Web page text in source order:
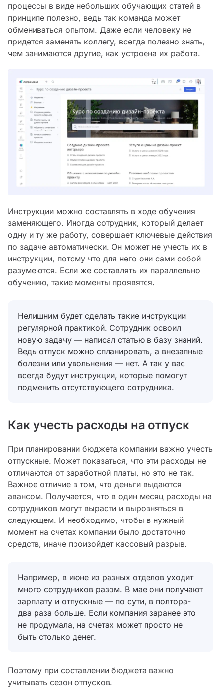
процессы в виде небольших обучающих статей в
принципе полезно, ведь так команда может
обмениваться опытом. Даже если человеку не
придется заменять коллегу, всегда полезно знать,
чем занимаются другие, как устроена их работа.
Инструкции можно составлять в ходе обучения
заменяющего. Иногда сотрудник, который делает
одну и ту же работу, совершает ключевые действия
по задаче автоматически. Он может не учесть их в
инструкции, потому что для него они сами собой
разумеются. Если же составлять их параллельно
обучению, такие моменты проявятся.
Нелишним будет сделать такие инструкции
регулярной практикой. Сотрудник освоил
новую задачу — написал статью в базу знаний.
Ведь отпуск можно спланировать, а внезапные
болезни или увольнения — нет. А так у вас
всегда будут инструкции, которые помогут
подменить отсутствующего сотрудника.
Как учесть расходы на отпуск
При планировании бюджета компании важно учесть
отпускные. Может показаться, что эти расходы не
отличаются от заработной платы, но это не так.
Важное отличие в том, что деньги выдаются
авансом. Получается, что в один месяц расходы на
сотрудников могут вырасти и выровняться в
следующем. И необходимо, чтобы в нужный
момент на счетах компании было достаточно
средств, иначе произойдет кассовый разрыв.
Например, в июне из разных отделов уходит
много сотрудников разом. В мае они получают
зарплату и отпускные — по сути, в полтора-
два раза больше. Если компания заранее это
не продумала, на счетах может просто не
быть столько денег.
Поэтому при составлении бюджета важно
учитывать сезон отпусков.